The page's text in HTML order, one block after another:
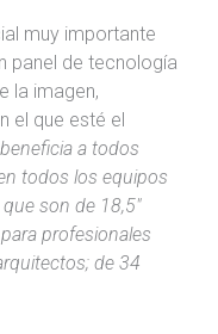
muy importante
panel de tecnología
la imagen,
el que esté el
a todos
todos los equipos
son de 18,5″
profesionales
de 34